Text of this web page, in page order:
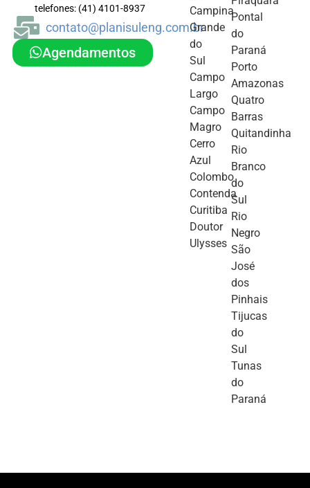
telefones: (41) 4101-8937
contato@planisuleng.com.br
Agendamentos
Campina
Grande
do
Sul
Campo
Largo
Campo
Magro
Cerro
Azul
Colombo
Contenda
Curitiba
Doutor
Ulysses
Pontal
do
Paraná
Porto
Amazonas
Quatro
Barras
Quitandinha
Rio
Branco
do
Sul
Rio
Negro
São
José
dos
Pinhais
Tijucas
do
Sul
Tunas
do
Paraná